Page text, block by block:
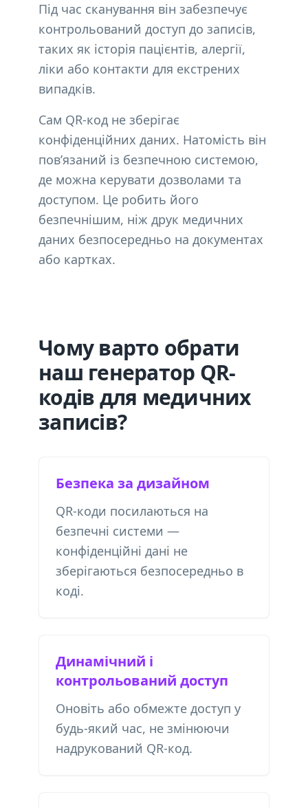
Під час сканування він забезпечує
контрольований доступ до записів,
таких як історія пацієнтів, алергії,
ліки або контакти для екстрених
випадків.
Сам QR-код не зберігає
конфіденційних даних. Натомість він
пов’язаний із безпечною системою,
де можна керувати дозволами та
доступом. Це робить його
безпечнішим, ніж друк медичних
даних безпосередньо на документах
або картках.
Чому варто обрати
наш генератор QR-
кодів для медичних
записів?
Безпека за дизайном
QR-коди посилаються на
безпечні системи —
конфіденційні дані не
зберігаються безпосередньо в
коді.
Динамічний і
контрольований доступ
Оновіть або обмежте доступ у
будь-який час, не змінюючи
надрукований QR-код.